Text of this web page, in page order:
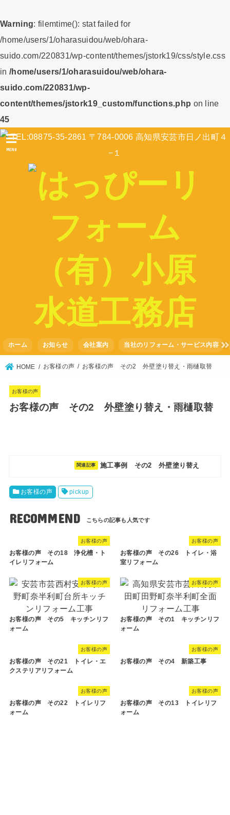
Warning: filemtime(): stat failed for
/home/users/1/oharasuidou/web/ohara-
suido.com/220831/wp-content/themes/jstork19/css/style.css
in /home/users/1/oharasuidou/web/ohara-
suido.com/220831/wp-
content/themes/jstork19_custom/functions.php on line
45
MENU
ホーム お知らせ 会社案内 当社のリフォーム・サービス内容
HOME お客様の声 お客様の声 その2 外壁塗り替え・雨樋取替
お客様の声
お客様の声 その2 外壁塗り替え・雨樋取替
施工事例 その2 外壁塗り替え
お客様の声 pickup
RECOMMEND
お客様の声
お客様の声 その18 浄化槽・ト
イレリフォーム
お客様の声
お客様の声 その26 トイレ・浴
室リフォーム
お客様の声
お客様の声 その5 キッチンリフ
ォーム
お客様の声
お客様の声 その1 キッチンリフ
ォーム
お客様の声
お客様の声 その21 トイレ・エ
クステリアリフォーム
お客様の声
お客様の声 その4 新築工事
お客様の声
お客様の声 その22 トイレリフ
ォーム
お客様の声
お客様の声 その13 トイレリフ
ォーム